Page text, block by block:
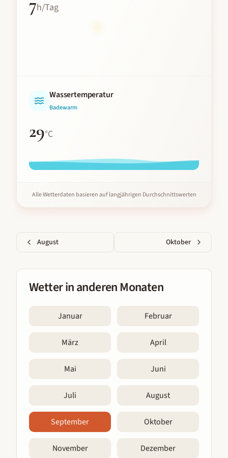
h/Tag
Wassertemperatur
Badewarm
29°C
Alle Wetterdaten basieren auf langjährigen Durchschnittswerten
August Oktober
Wetter in anderen Monaten
Januar Februar
März April
Mai Juni
Juli August
September Oktober
November Dezember